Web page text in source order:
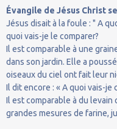
Évangile de Jésus Christ
Jésus disait à la foule : " A
quoi vais-je le comparer?
Il est comparable à une
dans son jardin. Elle a
oiseaux du ciel ont fait leur
Il dit encore : « A quoi vais-je
Il est comparable à du
grandes mesures de farine,